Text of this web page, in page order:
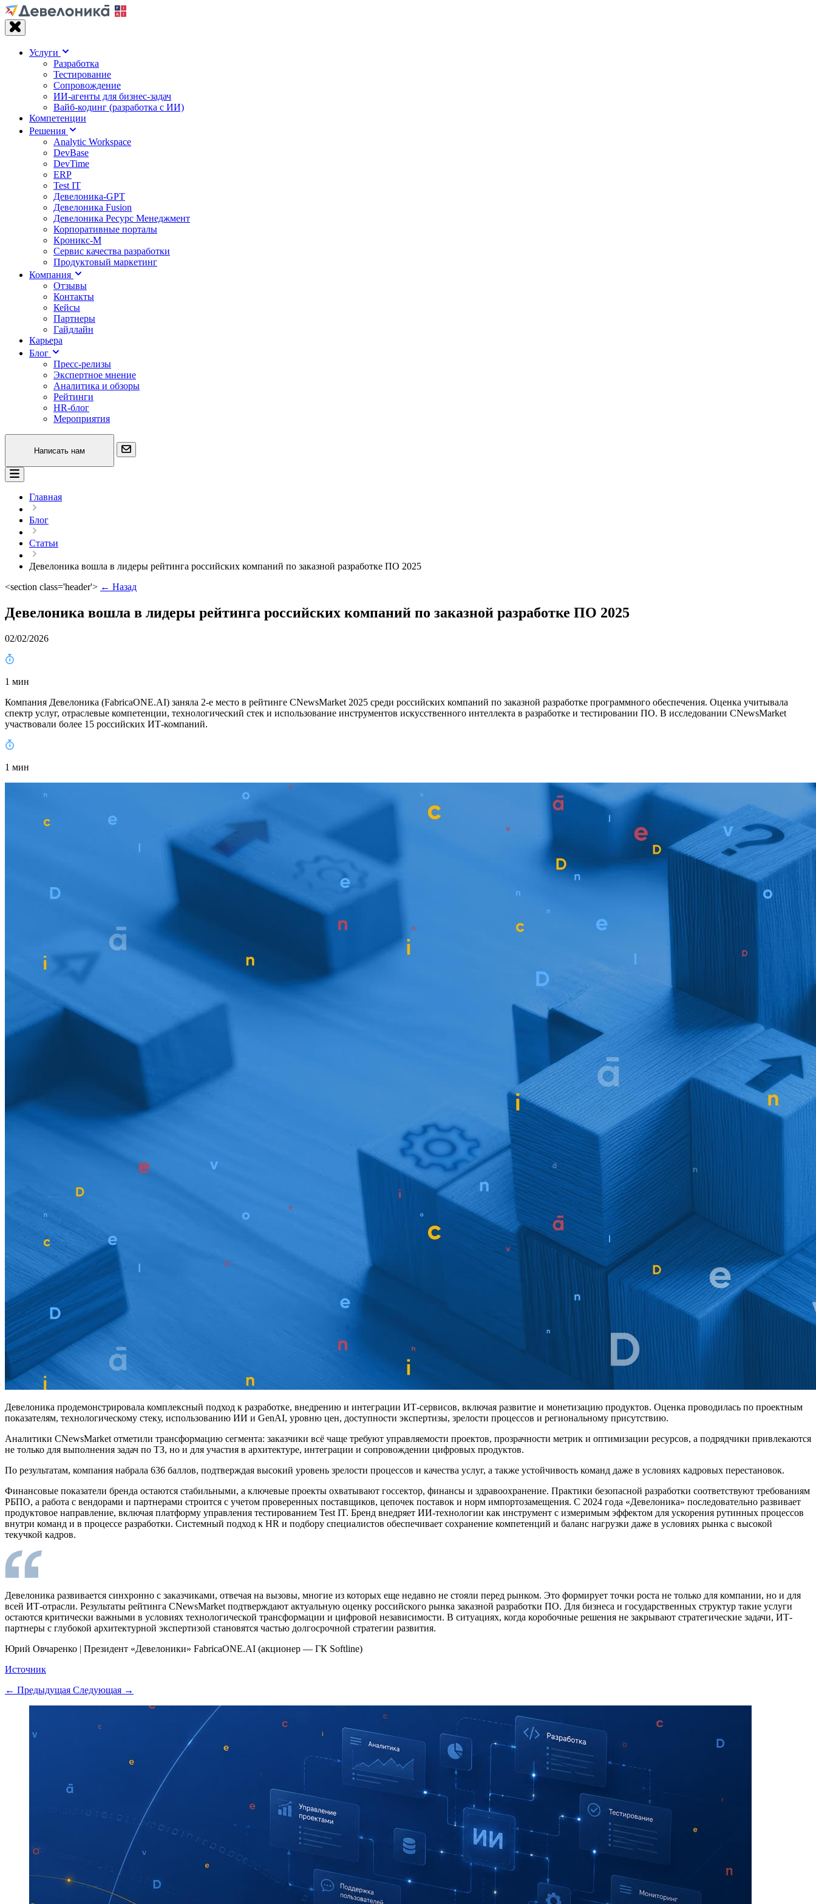
Услуги
Разработка
Тестирование
Сопровождение
ИИ-агенты для бизнес-задач
Вайб‑кодинг (разработка с ИИ)
Компетенции
Решения
Analytic Workspace
DevBase
DevTime
ERP
Test IT
Девелоника-GPT
Девелоника Fusion
Девелоника Ресурс Менеджмент
Корпоративные порталы
Кроникс-М
Сервис качества разработки
Продуктовый маркетинг
Компания
Отзывы
Контакты
Кейсы
Партнеры
Гайдлайн
Карьера
Блог
Пресс-релизы
Экспертное мнение
Аналитика и обзоры
Рейтинги
HR-блог
Мероприятия
Написать нам
Главная
Блог
Статьи
Девелоника вошла в лидеры рейтинга российских компаний по заказной разработке ПО 2025
<section class='header'> ← Назад
Девелоника вошла в лидеры рейтинга российских компаний по заказной разработке ПО 2025
02/02/2026
1 мин
Компания Девелоника (FabricaONE.AI) заняла 2-е место в рейтинге CNewsMarket 2025 среди российских компаний по заказной разработке программного обеспечения. Оценка учитывала
спектр услуг, отраслевые компетенции, технологический стек и использование инструментов искусственного интеллекта в разработке и тестировании ПО. В исследовании CNewsMarket
участвовали более 15 российских ИТ-компаний.
1 мин
Девелоника продемонстрировала комплексный подход к разработке, внедрению и интеграции ИТ-сервисов, включая развитие и монетизацию продуктов. Оценка проводилась по проектным
показателям, технологическому стеку, использованию ИИ и GenAI, уровню цен, доступности экспертизы, зрелости процессов и региональному присутствию.
Аналитики CNewsMarket отметили трансформацию сегмента: заказчики всё чаще требуют управляемости проектов, прозрачности метрик и оптимизации ресурсов, а подрядчики привлекаются
не только для выполнения задач по ТЗ, но и для участия в архитектуре, интеграции и сопровождении цифровых продуктов.
По результатам, компания набрала 636 баллов, подтверждая высокий уровень зрелости процессов и качества услуг, а также устойчивость команд даже в условиях кадровых перестановок.
Финансовые показатели бренда остаются стабильными, а ключевые проекты охватывают госсектор, финансы и здравоохранение. Практики безопасной разработки соответствуют требованиям
РБПО, а работа с вендорами и партнерами строится с учетом проверенных поставщиков, цепочек поставок и норм импортозамещения. С 2024 года «Девелоника» последовательно развивает
продуктовое направление, включая платформу управления тестированием Test IT. Бренд внедряет ИИ-технологии как инструмент с измеримым эффектом для ускорения рутинных процессов
внутри команд и в процессе разработки. Системный подход к HR и подбору специалистов обеспечивает сохранение компетенций и баланс нагрузки даже в условиях рынка с высокой
текучкой кадров.
Девелоника развивается синхронно с заказчиками, отвечая на вызовы, многие из которых еще недавно не стояли перед рынком. Это формирует точки роста не только для компании, но и для
всей ИТ-отрасли. Результаты рейтинга CNewsMarket подтверждают актуальную оценку российского рынка заказной разработки ПО. Для бизнеса и государственных структур такие услуги
остаются критически важными в условиях технологической трансформации и цифровой независимости. В ситуациях, когда коробочные решения не закрывают стратегические задачи, ИТ-
партнеры с глубокой архитектурной экспертизой становятся частью долгосрочной стратегии развития.
Юрий Овчаренко | Президент «Девелоники» FabricaONE.AI (акционер — ГК Softline)
Источник
← Предыдущая Следующая →